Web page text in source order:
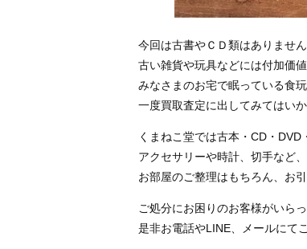
今回は古書やＣＤ類はありません
古い雑貨や玩具などには付加価
みなさまのお宅で眠っている食玩
一度買取査定に出してみてはいか
くまねこ堂では古本・CD・DVD
アクセサリーや時計、切手など
お部屋のご整理はもちろん、お
ご処分にお困りのお客様がいら
是非お電話やLINE、メールにて